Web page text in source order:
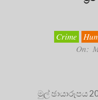
Crime
On:
මුල් ඡායාරූපය